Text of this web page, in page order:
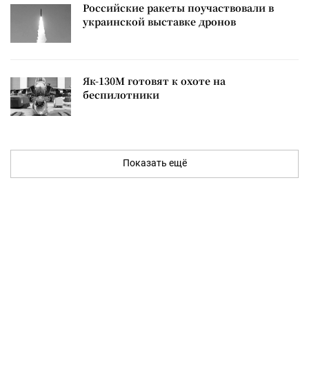
Российские ракеты поучаствовали в
украинской выставке дронов
Як-130М готовят к охоте на
беспилотники
Показать ещё